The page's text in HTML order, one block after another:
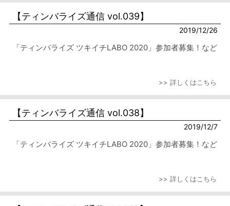
【ティンバライズ通信 vol.039】
2019/12/26
「ティンバライズ ツキイチLABO 2020」参加者募集！など
>> 詳しくはこちら
【ティンバライズ通信 vol.038】
2019/12/7
「ティンバライズ ツキイチLABO 2020」参加者募集！など
>> 詳しくはこちら